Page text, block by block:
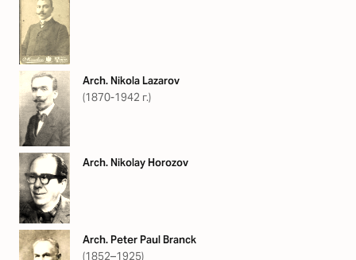
Arch. Nikola Lazarov
(1870-1942 г.)
Arch. Nikolay Horozov
Arch. Peter Paul Branck
(1852–1925)